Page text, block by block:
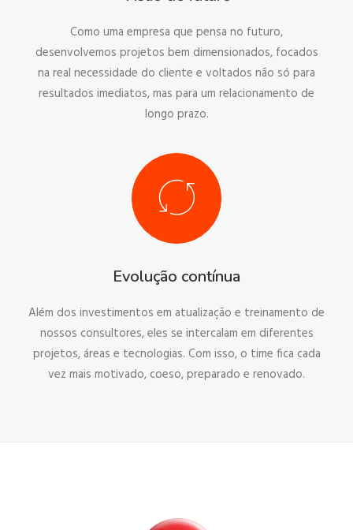
Como uma empresa que pensa no futuro,
desenvolvemos projetos bem dimensionados, focados
na real necessidade do cliente e voltados não só para
resultados imediatos, mas para um relacionamento de
longo prazo.
Evolução contínua
Além dos investimentos em atualização e treinamento de
nossos consultores, eles se intercalam em diferentes
projetos, áreas e tecnologias. Com isso, o time fica cada
vez mais motivado, coeso, preparado e renovado.